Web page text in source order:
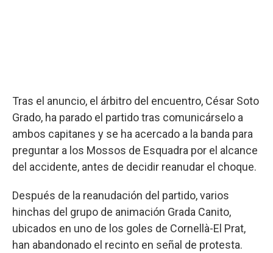
Tras el anuncio, el árbitro del encuentro, César Soto
Grado, ha parado el partido tras comunicárselo a
ambos capitanes y se ha acercado a la banda para
preguntar a los Mossos de Esquadra por el alcance
del accidente, antes de decidir reanudar el choque.
Después de la reanudación del partido, varios
hinchas del grupo de animación Grada Canito,
ubicados en uno de los goles de Cornellà-El Prat,
han abandonado el recinto en señal de protesta.